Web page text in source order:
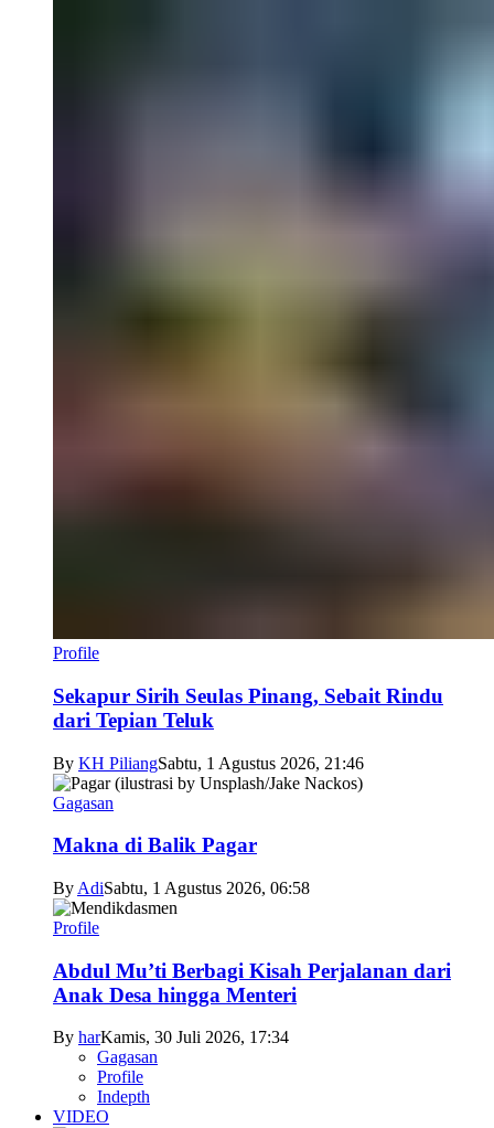
Profile
Sekapur Sirih Seulas Pinang, Sebait Rindu
dari Tepian Teluk
By KH PiliangSabtu, 1 Agustus 2026, 21:46
Gagasan
Makna di Balik Pagar
By AdiSabtu, 1 Agustus 2026, 06:58
Profile
Abdul Mu’ti Berbagi Kisah Perjalanan dari
Anak Desa hingga Menteri
By harKamis, 30 Juli 2026, 17:34
Gagasan
Profile
Indepth
VIDEO